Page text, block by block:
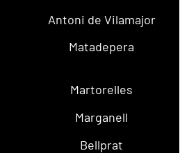
Antoni de Vilamajor
Matadepera
Martorelles
Marganell
Bellprat